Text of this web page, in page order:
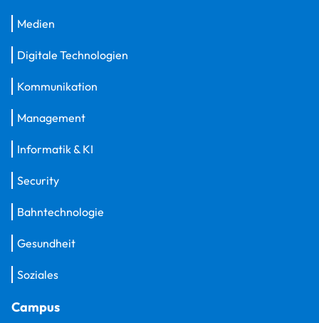
Medien
Digitale Technologien
Kommunikation
Management
Informatik & KI
Security
Bahntechnologie
Gesundheit
Soziales
Campus